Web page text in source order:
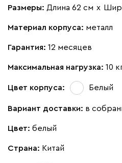
Размеры: Длина 62 см х
Материал корпуса: металл
Гарантия: 12 месяцев
Максимальная нагрузка: 10
Цвет корпуса: Белый
Вариант доставки: в
Цвет: белый
Страна: Китай